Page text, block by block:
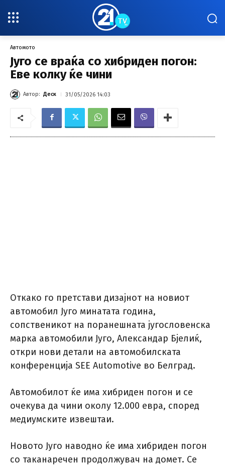
Автомото
Југо се враќа со хибриден погон:
Еве колку ќе чини
Автор: Деск 31/05/2026 14:03
Откако го претстави дизајнот на новиот
автомобил Југо минатата година,
сопственикот на поранешната југословенска
марка автомобили Југо, Александар Бјелиќ,
откри нови детали на автомобилската
конференција SEE Automotive во Белград.
Автомобилот ќе има хибриден погон и се
очекува да чини околу 12.000 евра, според
медиумските извештаи.
Новото Југо наводно ќе има хибриден погон
со таканаречен продолжувач на домет. Се